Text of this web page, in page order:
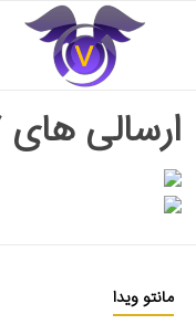
ارسالی های ۱۷ اسفند
مانتو ویدا